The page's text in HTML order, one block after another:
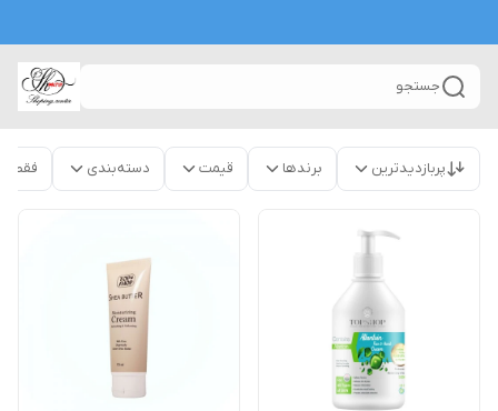
جستجو
پربازدیدترین برندها قیمت دسته‌بندی فقط